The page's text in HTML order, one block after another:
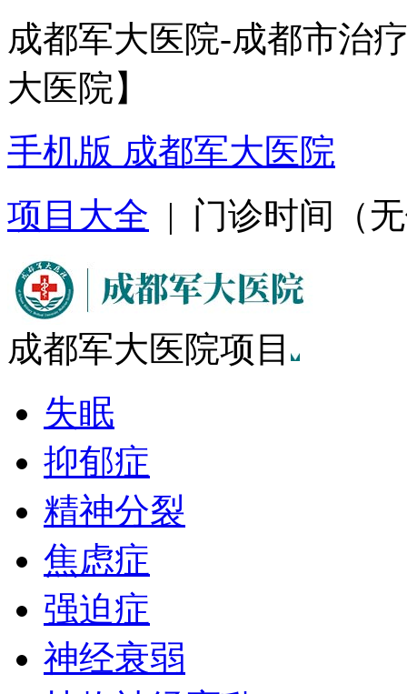
成都军大医院-成都市治
大医院】
手机版 成都军大医院
项目大全 | 门诊时间（
成都军大医院项目
失眠
抑郁症
精神分裂
焦虑症
强迫症
神经衰弱